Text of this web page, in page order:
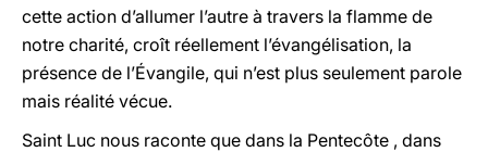
cette action d’allumer l’autre à travers la flamme de
notre charité, croît réellement l’évangélisation, la
présence de l’Évangile, qui n’est plus seulement parole
mais réalité vécue.
Saint Luc nous raconte que dans la Pentecôte , dans